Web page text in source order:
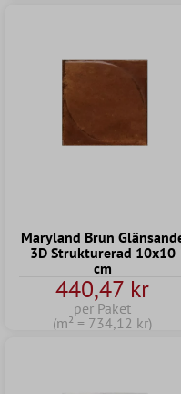
Maryland Brun
3D Strukturerad 10x10
cm
440,47 kr
per Paket
(m² = 734,12 kr)